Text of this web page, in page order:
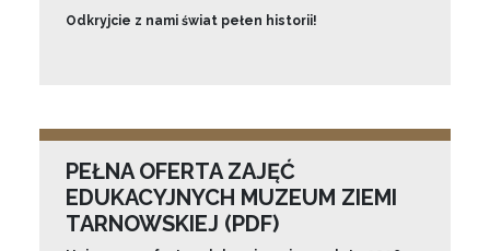
Odkryjcie z nami świat pełen historii!
PEŁNA OFERTA ZAJĘĆ
EDUKACYJNYCH MUZEUM ZIEMI
TARNOWSKIEJ (PDF)